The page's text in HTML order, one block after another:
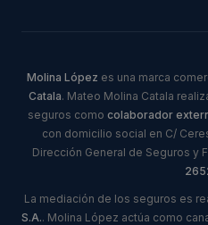
Molina López es una marca
Catala. Mateo Molina Catala
seguros como colaborador
con domicilio social en C/
Dirección General de Seguros y
La mediación de los seguros es
S.A.. Molina López actúa como